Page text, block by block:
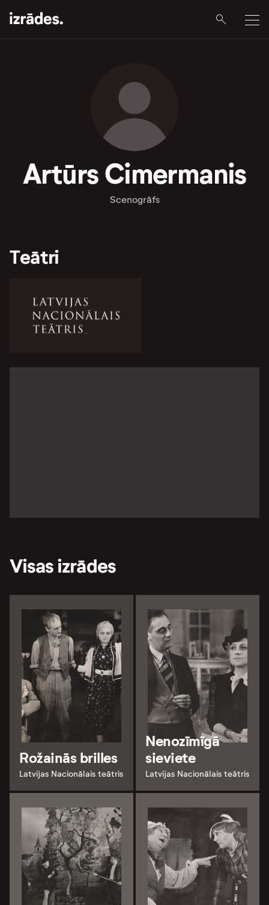
Artūrs Cimermanis
Scenogrāfs
Teātri
Visas izrādes
Rožainās brilles
Latvijas Nacionālais teātris
Nenozīmīgā
sieviete
Latvijas Nacionālais teātris